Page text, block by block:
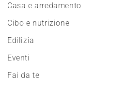
Casa e arredamento
Cibo e nutrizione
Edilizia
Eventi
Fai da te